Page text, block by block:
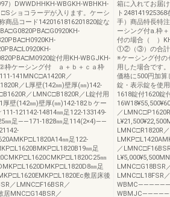
）DWWDHHKH-WBGKH-WBHKH-
ショコラーデが入ります。ケーシ
商品コード1420161816201820錠な
錠付用KH-WBGJKH-
枠ケーシング付 ａ＋ｂ＋ｃａ枠
141MNC□A1420R／
／L厚壁(142㎜)壁厚(㎜)142-
／LMNC□B1820R／L錠付用
壁(142㎜)壁厚(㎜)142-182ｂケー
121142-14814㎜足122-133149-
㎜足――171-1828㎜足114(2×4)――
㎜足122-
㎜足
㎜
㎜足
敷居床後
／LMNC□F16BSR／
居MNC□G14BSR／
箱に入れてお届
ト
手）商品特長特
ーシング付a.枠
付の場合（ ）
①②（③）の合計
※ケーシング付の
用した場合です
価格に500円加
錠・表示錠を使
1618錠付1620錠
／
LMNC□R1820R／
／
LMNC□G18BSR
LMNC□L18FSR